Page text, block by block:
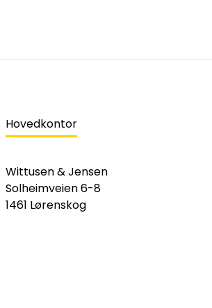
Hovedkontor
Wittusen & Jensen
Solheimveien 6-8
1461 Lørenskog